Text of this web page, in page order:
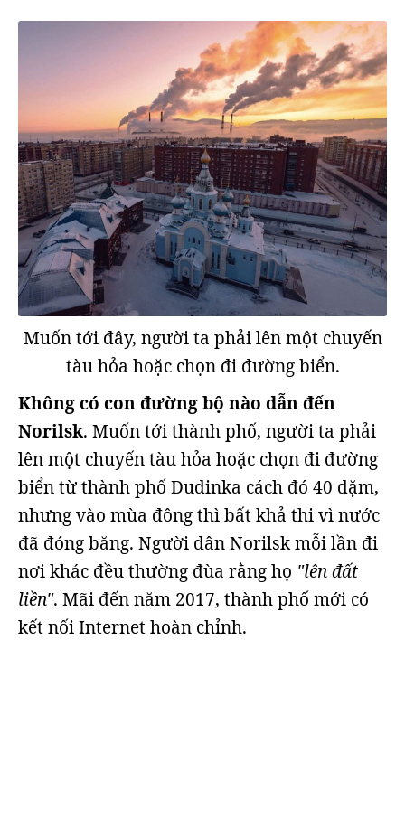
Muốn tới đây, người ta phải lên một chuyến
tàu hỏa hoặc chọn đi đường biển.
Không có con đường bộ nào dẫn đến
Norilsk. Muốn tới thành phố, người ta phải
lên một chuyến tàu hỏa hoặc chọn đi đường
biển từ thành phố Dudinka cách đó 40 dặm,
nhưng vào mùa đông thì bất khả thi vì nước
đã đóng băng. Người dân Norilsk mỗi lần đi
nơi khác đều thường đùa rằng họ "lên đất
liền". Mãi đến năm 2017, thành phố mới có
kết nối Internet hoàn chỉnh.